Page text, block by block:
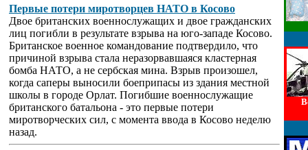
Первые потери миротворцев НАТО в Косово
Двое британских военнослужащих и двое гражданских
лиц погибли в результате взрыва на юго-западе Косово.
Британское военное командование подтвердило, что
причиной взрыва стала неразорвавшаяся кластерная
бомба НАТО, а не сербская мина. Взрыв произошел,
когда саперы выносили боеприпасы из здания местной
школы в городе Орлат. Погибшие военнослужащие
британского батальона - это первые потери
миротворческих сил, с момента ввода в Косово неделю
назад.